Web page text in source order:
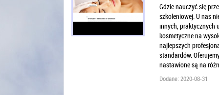
Gdzie nauczyć się
szkoleniowej. U nas
innych, praktycznych
kosmetyczne na
najlepszych
standardów.
nastawione są na
Dodane: 2020-08-31